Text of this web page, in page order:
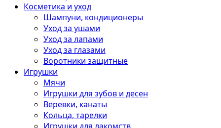
Косметика и уход
Шампуни, кондиционеры
Уход за ушами
Уход за лапами
Уход за глазами
Воротники защитные
Игрушки
Мячи
Игрушки для зубов и десен
Веревки, канаты
Кольца, тарелки